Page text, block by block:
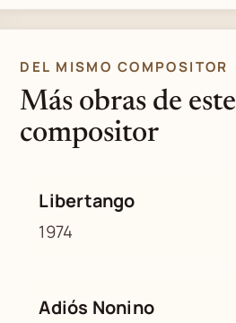
DEL MISMO COMPOSITOR
Más obras de este
compositor
Libertango
1974
Adiós Nonino